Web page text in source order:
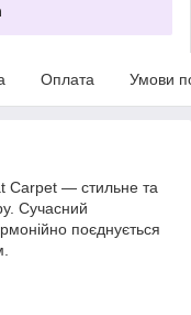
Оплата Умови
Carpet — стильне та
Сучасний
поєднується